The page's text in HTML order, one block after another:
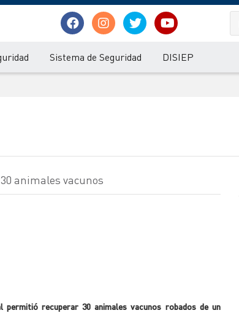
Sistema de Seguridad DISIEP
animales vacunos
permitió recuperar 30 animales vacunos robados de un